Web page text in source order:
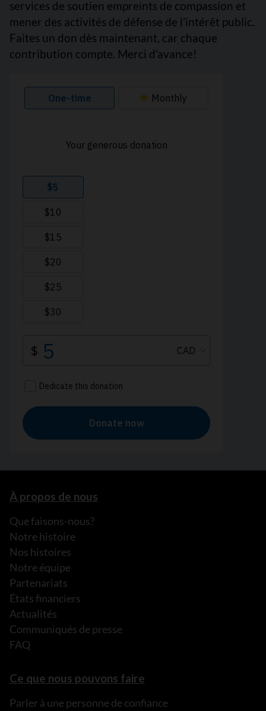
services de soutien empreints de compassion et
mener des activités de défense de l’intérêt public.
Faites un don dès maintenant, car chaque
contribution compte. Merci d’avance!
À propos de nous
Que faisons-nous?
Notre histoire
Nos histoires
Notre équipe
Partenariats
États financiers
Actualités
Communiqués de presse
FAQ
Ce que nous pouvons faire
Parler à une personne de confiance